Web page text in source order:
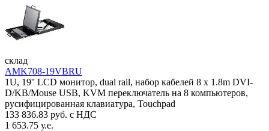
склад
AMK708-19VBRU
1U, 19'' LCD монитор, dual rail, набор кабелей 8 x 1.8m DVI-
D/KB/Mouse USB, KVM переключатель на 8 компьютеров,
русифицированная клавиатура, Touchpad
133 836.83 руб. с НДС
1 653.75 у.е.